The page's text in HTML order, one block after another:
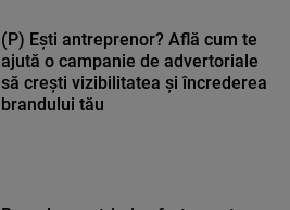
(P) Ești antreprenor? Află cum te
ajută o campanie de advertoriale
să crești vizibilitatea și încrederea
brandului tău